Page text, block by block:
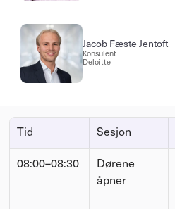
Jacob Fæste Jentoft
Konsulent
Deloitte
Tid Sesjon
08:00–08:30
Dørene
åpner